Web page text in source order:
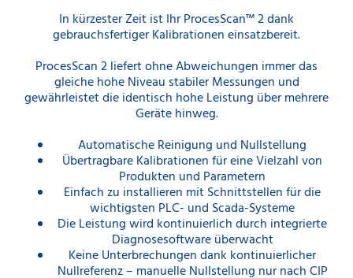
In kürzester Zeit ist Ihr ProcesScan™ 2 dank
gebrauchsfertiger Kalibrationen einsatzbereit.
ProcesScan 2 liefert ohne Abweichungen immer das
gleiche hohe Niveau stabiler Messungen und
gewährleistet die identisch hohe Leistung über mehrere
Geräte hinweg.
Automatische Reinigung und Nullstellung
Übertragbare Kalibrationen für eine Vielzahl von
Produkten und Parametern
Einfach zu installieren mit Schnittstellen für die
wichtigsten PLC- und Scada-Systeme
Die Leistung wird kontinuierlich durch integrierte
Diagnosesoftware überwacht
Keine Unterbrechungen dank kontinuierlicher
Nullreferenz – manuelle Nullstellung nur nach CIP